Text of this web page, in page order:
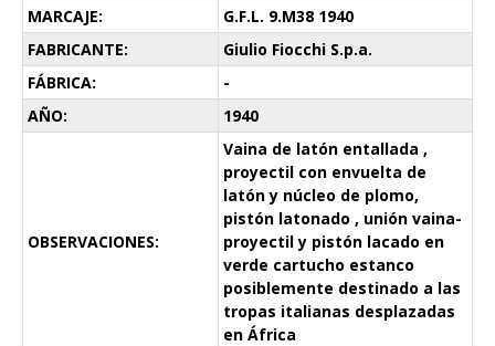
MARCAJE:
G.F.L. 9.M38 1940
FABRICANTE:
Giulio Fiocchi S.p.a.
FÁBRICA:
-
AÑO:
1940
OBSERVACIONES:
Vaina de latón entallada ,
proyectil con envuelta de
latón y núcleo de plomo,
pistón latonado , unión vaina-
proyectil y pistón lacado en
verde cartucho estanco
posiblemente destinado a las
tropas italianas desplazadas
en África